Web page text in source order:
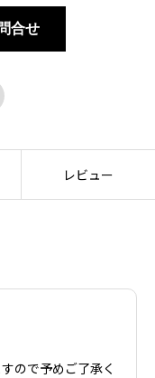
合せ
レビュー
ので予めご了承く